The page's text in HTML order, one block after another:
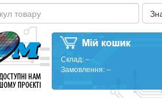
Склад:–
Замовлення:–